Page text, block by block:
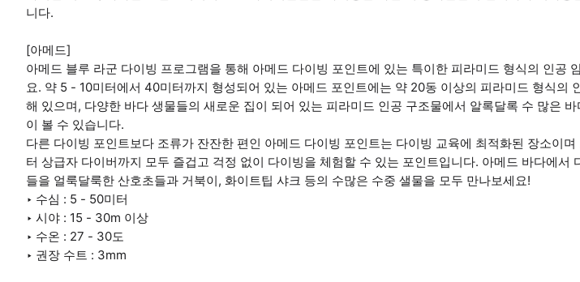
니다.
[아메드]
아메드 블루 라군 다이빙 프로그램을 통해 아메드 다이빙 포인트에 있는 특이한 피라미드 형식의 인공
요. 약 5 - 10미터에서 40미터까지 형성되어 있는 아메드 포인트에는 약 20동 이상의 피라미드 형식의
해 있으며, 다양한 바다 생물들의 새로운 집이 되어 있는 피라미드 인공 구조물에서 알록달록 수 많은
이 볼 수 있습니다.
다른 다이빙 포인트보다 조류가 잔잔한 편인 아메드 다이빙 포인트는 다이빙 교육에 최적화된 장소이며
터 상급자 다이버까지 모두 즐겁고 걱정 없이 다이빙을 체험할 수 있는 포인트입니다. 아메드 바다에서
들을 얼룩달룩한 산호초들과 거북이, 화이트팁 샤크 등의 수많은 수중 샐물을 모두 만나보세요!
‣ 수심 : 5 - 50미터
‣ 시야 : 15 - 30m 이상
‣ 수온 : 27 - 30도
‣ 권장 수트 : 3mm